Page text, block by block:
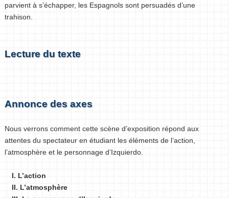
parvient à s’échapper, les Espagnols sont persuadés d’une
trahison.
Lecture du texte
Annonce des axes
Nous verrons comment cette scène d’exposition répond aux
attentes du spectateur en étudiant les éléments de l’action,
l’atmosphère et le personnage d’Izquierdo.
I. L’action
II. L’atmosphère